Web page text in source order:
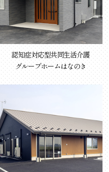
認知症対応型共同生活介護
グループホームはなのき